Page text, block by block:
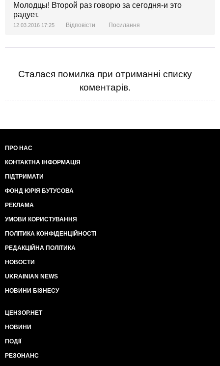
Молодцы! Второй раз говорю за сегодня-и это
радует.
12.03.2016 17:25 Відповісти Посилання
Сталася помилка при отриманні списку
коментарів.
ПРО НАС
КОНТАКТНА ІНФОРМАЦІЯ
ПІДТРИМАТИ
ФОНД ЮРІЯ БУТУСОВА
РЕКЛАМА
УМОВИ КОРИСТУВАННЯ
ПОЛІТИКА КОНФІДЕНЦІЙНОСТІ
РЕДАКЦІЙНА ПОЛІТИКА
НОВОСТИ
UKRAINIAN NEWS
НОВИНИ БІЗНЕСУ
ЦЕНЗОР.НЕТ
НОВИНИ
ПОДІЇ
РЕЗОНАНС